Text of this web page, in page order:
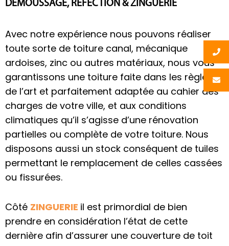
DÉMOUSSAGE, RÉFECTION & ZINGUERIE
Avec notre expérience nous pouvons réaliser
toute sorte de toiture canal, mécanique
ardoises, zinc ou autres matériaux, nous vous
garantissons une toiture faite dans les règles
de l’art et parfaitement adaptée au cahier des
charges de votre ville, et aux conditions
climatiques qu’il s’agisse d’une rénovation
partielles ou complète de votre toiture. Nous
disposons aussi un stock conséquent de tuiles
permettant le remplacement de celles cassées
ou fissurées.
Côté ZINGUERIE il est primordial de bien
prendre en considération l’état de cette
dernière afin d’assurer une couverture de toit